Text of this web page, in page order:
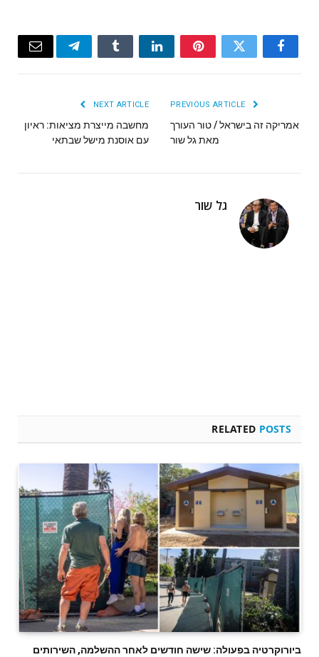
Facebook
Twitter
Pinterest
LinkedIn
Tumblr
Telegram
Email
אמריקה זה בישראל / טור העורך
מאת גל שור
NEXT ARTICLE
מחשבה מייצרת מציאות: ראיון
עם אוסנת מישל שבתאי
גל שור
RELATED POSTS
ביורוקרטיה בפעולה: שישה חודשים לאחר ההשלמה, השירותים